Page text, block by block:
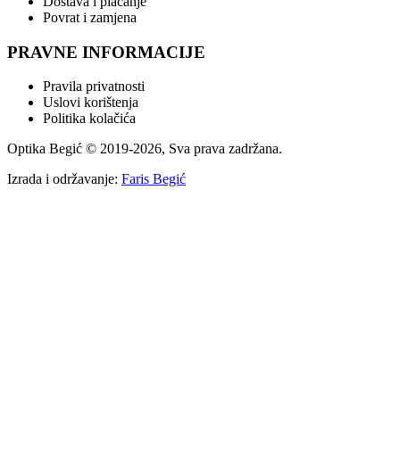
Povrat i zamjena
PRAVNE INFORMACIJE
Pravila privatnosti
Uslovi korištenja
Politika kolačića
Optika Begić © 2019-2026, Sva prava zadržana.
Izrada i održavanje: Faris Begić